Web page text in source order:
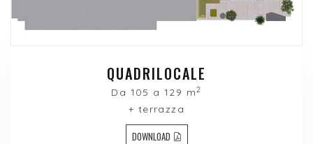
QUADRILOCALE
Da 105 a 129 m2
+ terrazza
DOWNLOAD